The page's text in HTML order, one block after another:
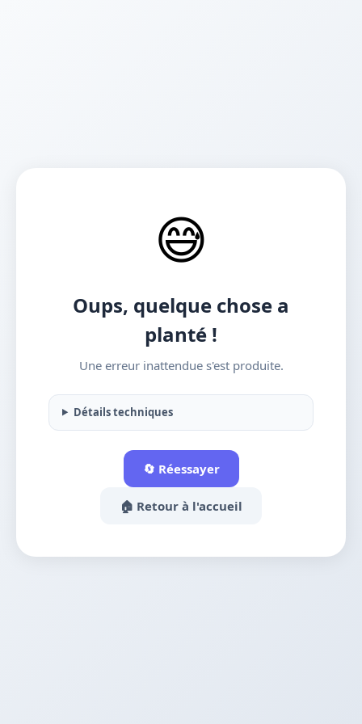
😅
Oups, quelque chose a
planté !
Une erreur inattendue s'est produite.
Détails techniques
🔄 Réessayer
🏠 Retour à l'accueil